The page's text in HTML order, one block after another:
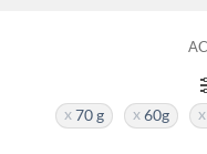
70 g 60g